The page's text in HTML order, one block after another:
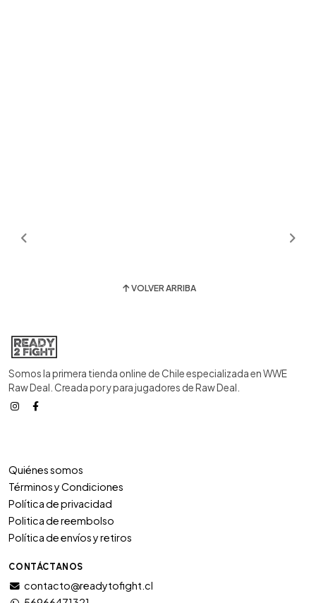
VOLVER ARRIBA
Somos la primera tienda online de Chile especializada en WWE
Raw Deal. Creada por y para jugadores de Raw Deal.
Quiénes somos
Términos y Condiciones
Política de privacidad
Politica de reembolso
Política de envíos y retiros
CONTÁCTANOS
contacto@readytofight.cl